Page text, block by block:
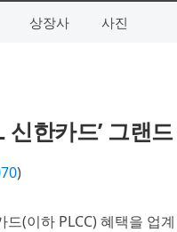
상장사 사진
신한카드’ 그
)
(이하 PLCC) 혜택을 업